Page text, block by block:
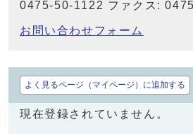
0475-50-1122 ファクス:
お問い合わせフォーム
よく見るページ（マイページ）に追加する
現在登録されていません。